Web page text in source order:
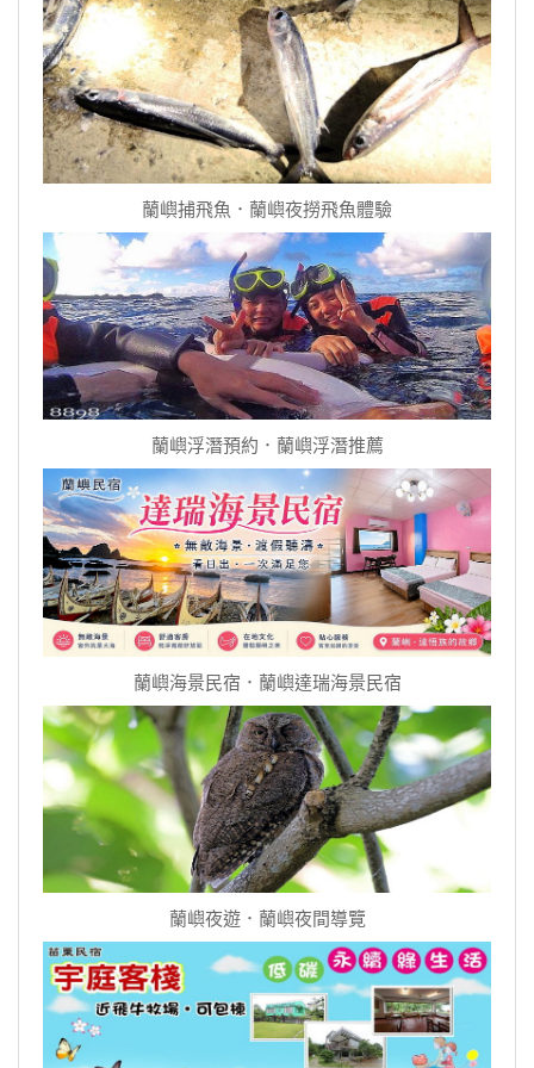
蘭嶼捕飛魚．蘭嶼夜撈飛魚體驗
蘭嶼浮潛預約．蘭嶼浮潛推薦
蘭嶼海景民宿．蘭嶼達瑞海景民宿
蘭嶼夜遊．蘭嶼夜間導覽